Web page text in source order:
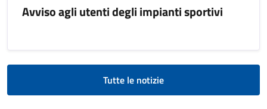
Avviso agli utenti degli impianti sportivi
Tutte le notizie